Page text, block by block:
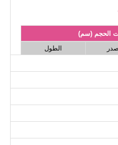
الحجم (سم)
الطول
98
98